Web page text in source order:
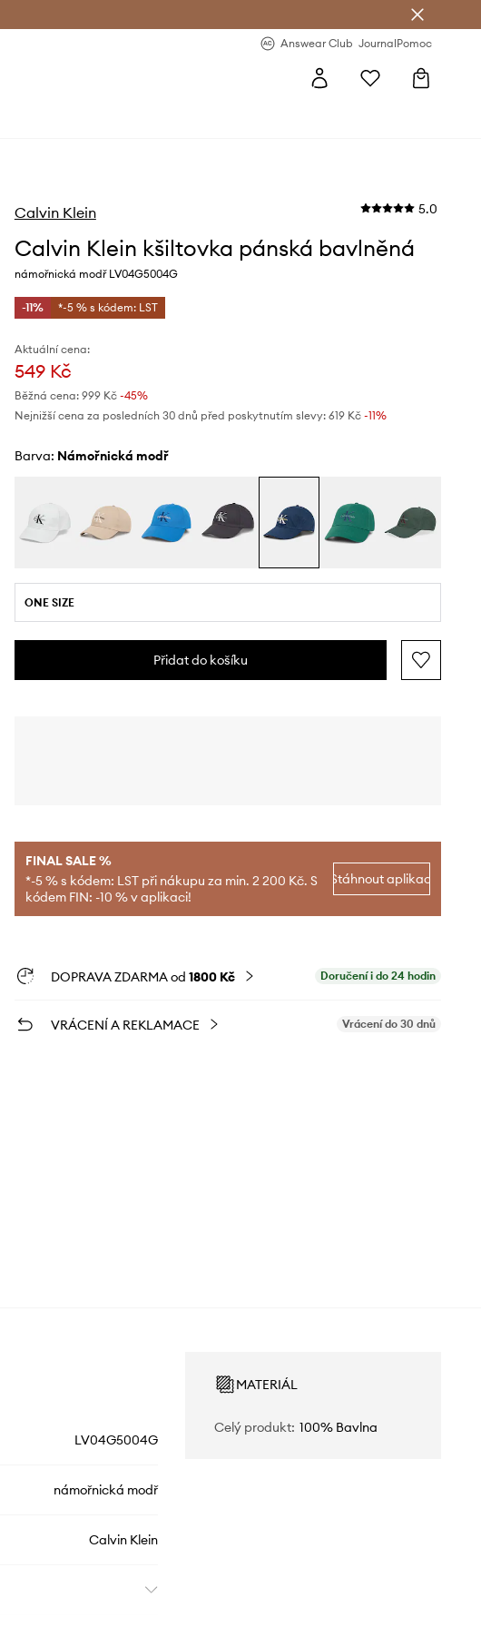
Answear Club JournalPomoc
Calvin Klein 5.0
Calvin Klein kšiltovka pánská bavlněná
námořnická modř LV04G5004G
-11% *-5 % s kódem: LST
Aktuální cena:
549 Kč
Běžná cena: 999 Kč-45%
Nejnižší cena za posledních 30 dnů před poskytnutím slevy: 619 Kč -11%
Barva: námořnická modř
ONE SIZE
Přidat do košíku
FINAL SALE %
*-5 % s kódem: LST při nákupu za min. 2 200 Kč. S
kódem FIN: -10 % v aplikaci!
Stáhnout aplikaci
DOPRAVA ZDARMA od 1800 Kč Doručení i do 24 hodin
VRÁCENÍ A REKLAMACE Vrácení do 30 dnů
LV04G5004G
námořnická modř
Calvin Klein
MATERIÁL
Celý produkt: 100% Bavlna